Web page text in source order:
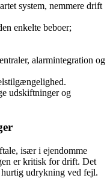
system, nemmere drift
enkelte beboer;
alarmintegration og
udskiftninger og
især i ejendomme
er kritisk for drift. Det
udrykning ved fejl.